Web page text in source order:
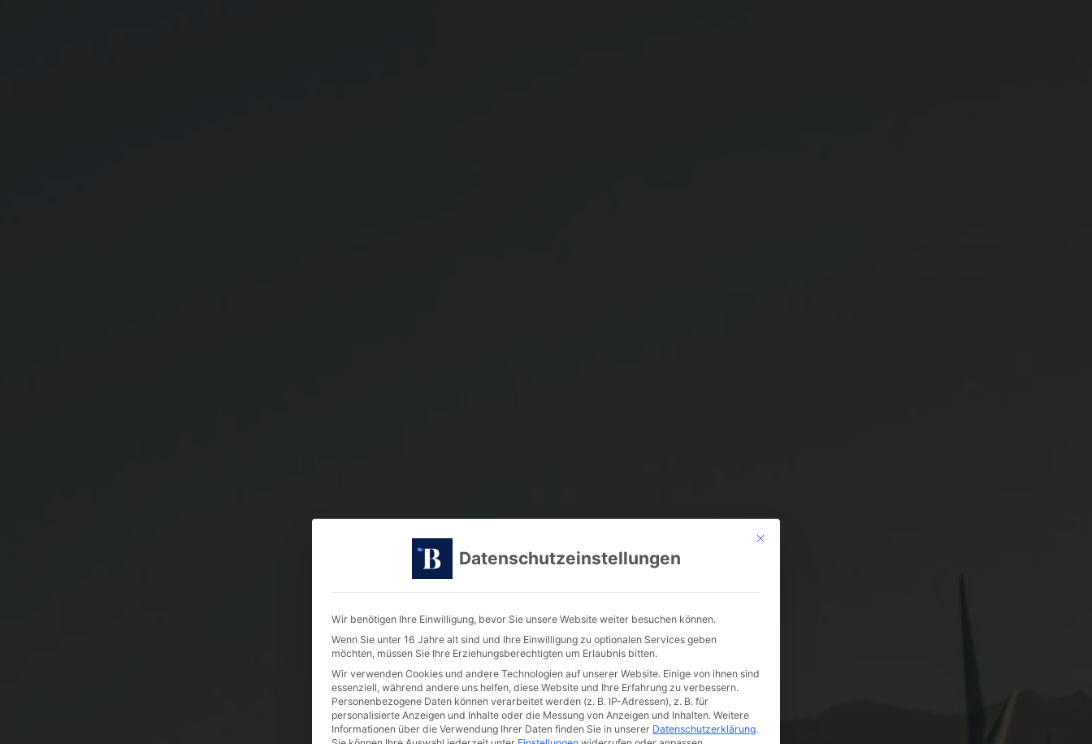
Mit diesem Button wird der Dialog geschlossen. Seine Funktionalität ist
Datenschutzeinstellungen
Wir benötigen Ihre Einwilligung, bevor Sie unsere Website weiter besuchen können.
Wenn Sie unter 16 Jahre alt sind und Ihre Einwilligung zu optionalen Services geben
möchten, müssen Sie Ihre Erziehungsberechtigten um Erlaubnis bitten.
Wir verwenden Cookies und andere Technologien auf unserer Website. Einige von ihnen sind
essenziell, während andere uns helfen, diese Website und Ihre Erfahrung zu verbessern.
Personenbezogene Daten können verarbeitet werden (z. B. IP-Adressen), z. B. für
personalisierte Anzeigen und Inhalte oder die Messung von Anzeigen und Inhalten. Weitere
Informationen über die Verwendung Ihrer Daten finden Sie in unserer Datenschutzerklärung.